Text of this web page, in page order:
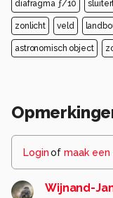
diafragma ƒ/10
zonlicht veld
astronomisch object
Loginof maak
Wijnand-